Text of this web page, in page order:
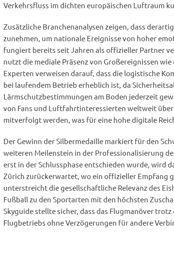
Verkehrsfluss im dichten europäischen Luftraum
Zusätzliche Branchenanalysen zeigen, dass
zunehmen, um nationale Ereignisse von hoher
fungiert bereits seit Jahren als offizieller Partner
nutzt die mediale Präsenz von Großereignissen
Experten verweisen darauf, dass die logistische
bei laufendem Betrieb erheblich ist, da
Lärmschutzbestimmungen am Boden jederzeit
von Fans und Luftfahrtinteressierten weltweit
mitverfolgt werden, was für eine hohe digitale
Der Gewinn der Silbermedaille markiert für den
weiteren Meilenstein in der Professionalisierung
erst in der Schlussphase entschieden wurde, wird
Zürich zurückerwartet, wo ein offizieller Empfang
unterstreicht die gesellschaftliche Relevanz des
Fußball zu den Sportarten mit den höchsten
Skyguide stellte sicher, dass das Flugmanöver
Flugbetriebs ohne Verzögerungen für andere